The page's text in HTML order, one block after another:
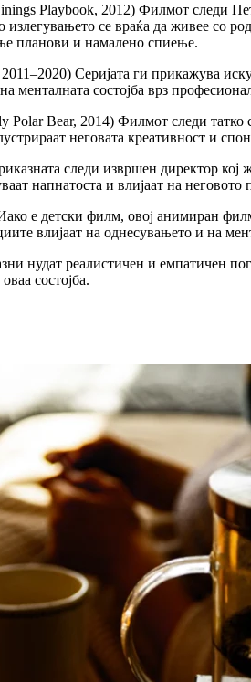
Playbook, 2012) Филмот следи
излегувањето се враќа да живее со
планови и намалено спиење.
Серијата ги прикажува
менталната состојба врз
Polar Bear, 2014) Филмот следи
неговата креативност и
следи извршен директор
напнатоста и влијаат на неговото
е детски филм, овој анимиран
влијаат на однесувањето и на
нудат реалистичен и емпатичен
состојба.